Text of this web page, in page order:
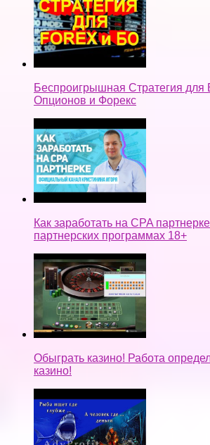
Беспроигрышная Стратегия для
Опционов и Форекс
Как заработать на CPA
партнерских программах 18+
Обыграть казино! Работа
казино!